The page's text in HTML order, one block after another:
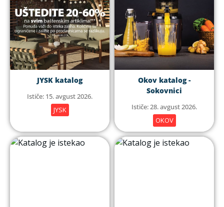
JYSK katalog
Ističe: 15. avgust 2026.
JYSK
Okov katalog -
Sokovnici
Ističe: 28. avgust 2026.
OKOV